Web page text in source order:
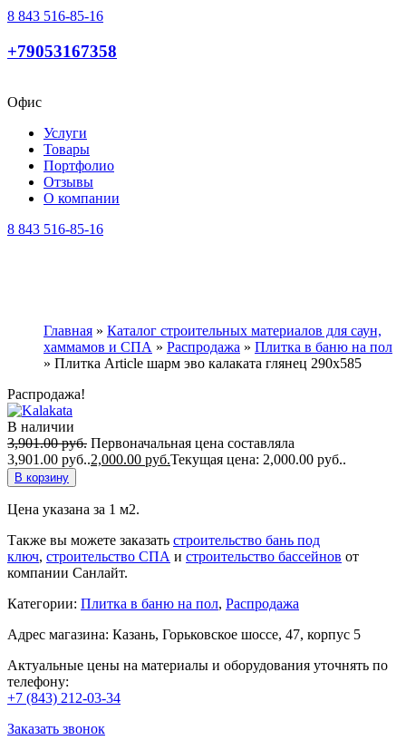
8 843 516-85-16
+79053167358
Офис
Услуги
Товары
Портфолио
Отзывы
О компании
8 843 516-85-16
Главная » Каталог строительных материалов для саун,
хаммамов и СПА » Распродажа » Плитка в баню на пол
» Плитка Article шарм эво калаката глянец 290х585
Распродажа!
В наличии
3,901.00руб. Первоначальная цена составляла
3,901.00 руб..2,000.00 руб.Текущая цена: 2,000.00 руб..
В корзину
Цена указана за 1 м2.
Также вы можете заказать строительство бань под
ключ, строительство СПА и строительство бассейнов от
компании Санлайт.
Категории: Плитка в баню на пол, Распродажа
Адрес магазина: Казань, Горьковское шоссе, 47, корпус 5
Актуальные цены на материалы и оборудования уточнять по
телефону:
+7 (843) 212-03-34
Заказать звонок